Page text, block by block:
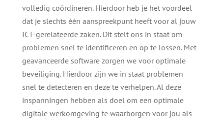
volledig coördineren. Hierdoor heb je het voordeel
dat je slechts één aanspreekpunt heeft voor al jouw
ICT-gerelateerde zaken. Dit stelt ons in staat om
problemen snel te identificeren en op te lossen. Met
geavanceerde software zorgen we voor optimale
beveiliging. Hierdoor zijn we in staat problemen
snel te detecteren en deze te verhelpen. Al deze
inspanningen hebben als doel om een optimale
digitale werkomgeving te waarborgen voor jou als